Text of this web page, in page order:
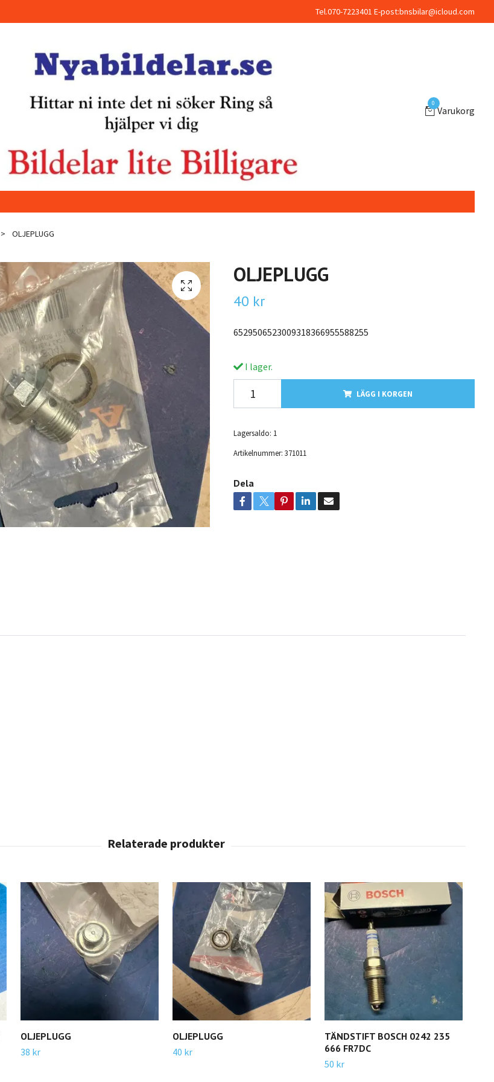
Tel.070-7223401 E-post:bnsbilar@icloud.com
0
Varukorg
OLJEPLUGG
OLJEPLUGG
40 kr
6529506523009318366955588255
I lager.
LÄGG I KORGEN
Lagersaldo: 1
Artikelnummer: 371011
Dela
OLJEPLUGG
38 kr
OLJEPLUGG
40 kr
TÄNDSTIFT BOSCH 0242 235
666 FR7DC
50 kr